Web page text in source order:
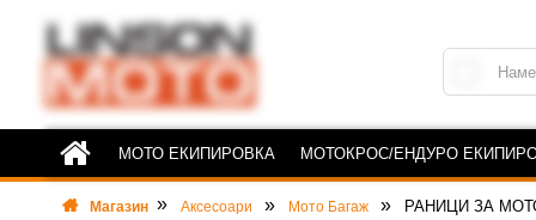
МОТО ЕКИПИРОВКА МОТОКРОС/ЕНДУРО
Магазин Аксесоари Мото Багаж РАНИЦИ ЗА